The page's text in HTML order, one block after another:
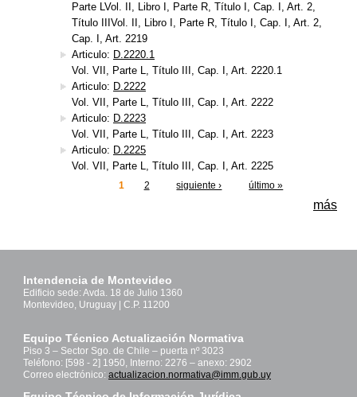
Parte LVol. II, Libro I, Parte R, Título I, Cap. I, Art. 2,
Título IIIVol. II, Libro I, Parte R, Título I, Cap. I, Art. 2,
Cap. I, Art. 2219
Articulo: D.2220.1
Vol. VII, Parte L, Título III, Cap. I, Art. 2220.1
Articulo: D.2222
Vol. VII, Parte L, Título III, Cap. I, Art. 2222
Articulo: D.2223
Vol. VII, Parte L, Título III, Cap. I, Art. 2223
Articulo: D.2225
Vol. VII, Parte L, Título III, Cap. I, Art. 2225
1 2 siguiente › último »
más
Intendencia de Montevideo
Edificio sede: Avda. 18 de Julio 1360
Montevideo, Uruguay | C.P. 11200
Equipo Técnico Actualización Normativa
Piso 3 – Sector Sgo. de Chile – puerta nº 3023
Teléfono: [598 - 2] 1950, Interno: 2276 – anexo: 2902
Correo electrónico: actualizacion.normativa@imm.gub.uy